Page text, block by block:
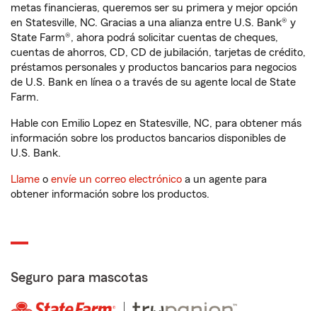
metas financieras, queremos ser su primera y mejor opción
en Statesville, NC. Gracias a una alianza entre U.S. Bank® y
State Farm®, ahora podrá solicitar cuentas de cheques,
cuentas de ahorros, CD, CD de jubilación, tarjetas de crédito,
préstamos personales y productos bancarios para negocios
de U.S. Bank en línea o a través de su agente local de State
Farm.
Hable con Emilio Lopez en Statesville, NC, para obtener más
información sobre los productos bancarios disponibles de
U.S. Bank.
Llame o envíe un correo electrónico a un agente para
obtener información sobre los productos.
Seguro para mascotas